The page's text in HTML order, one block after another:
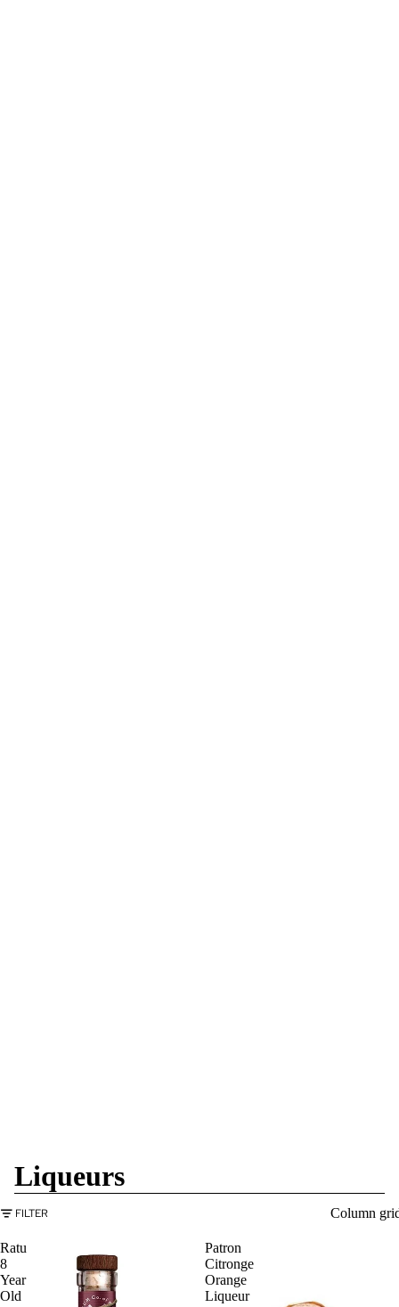
Liqueurs
FILTER Column
Ratu
8
Year
Old
Patron
Citronge
Orange
Liqueur